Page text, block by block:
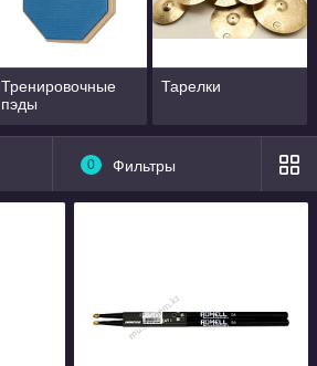
Тренировочные
пэды
Тарелки
0 Фильтры